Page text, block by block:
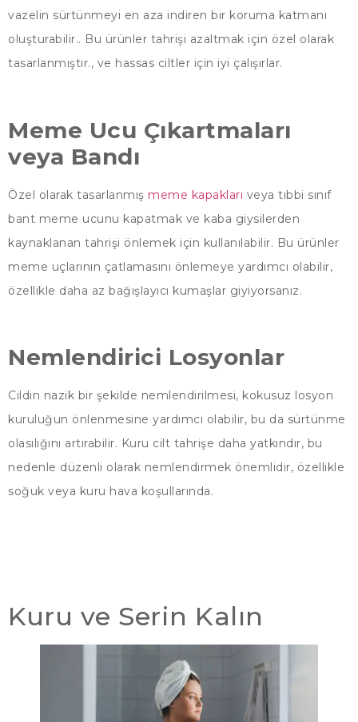
vazelin sürtünmeyi en aza indiren bir koruma katmanı
oluşturabilir.. Bu ürünler tahrişi azaltmak için özel olarak
tasarlanmıştır., ve hassas ciltler için iyi çalışırlar.
Meme Ucu Çıkartmaları
veya Bandı
Özel olarak tasarlanmış meme kapakları veya tıbbi sınıf
bant meme ucunu kapatmak ve kaba giysilerden
kaynaklanan tahrişi önlemek için kullanılabilir. Bu ürünler
meme uçlarının çatlamasını önlemeye yardımcı olabilir,
özellikle daha az bağışlayıcı kumaşlar giyiyorsanız.
Nemlendirici Losyonlar
Cildin nazik bir şekilde nemlendirilmesi, kokusuz losyon
kuruluğun önlenmesine yardımcı olabilir, bu da sürtünme
olasılığını artırabilir. Kuru cilt tahrişe daha yatkındır, bu
nedenle düzenli olarak nemlendirmek önemlidir, özellikle
soğuk veya kuru hava koşullarında.
Kuru ve Serin Kalın